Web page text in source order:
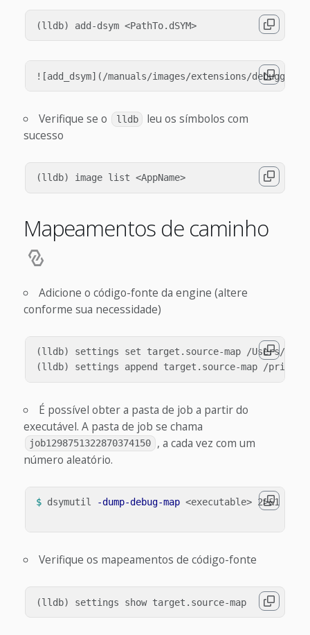
Verifique se o lldb
leu os símbolos com
sucesso
Mapeamentos de caminho
Adicione o código-fonte da engine (altere
conforme sua necessidade)
(lldb) settings set target.source-map /Users/
É possível obter a pasta de job a partir do
executável. A pasta de job se chama
job1298751322870374150
, a cada vez com um
número aleatório.
$ dsymutil -dump-debug-map <executable> 2>&1
Verifique os mapeamentos de código-fonte